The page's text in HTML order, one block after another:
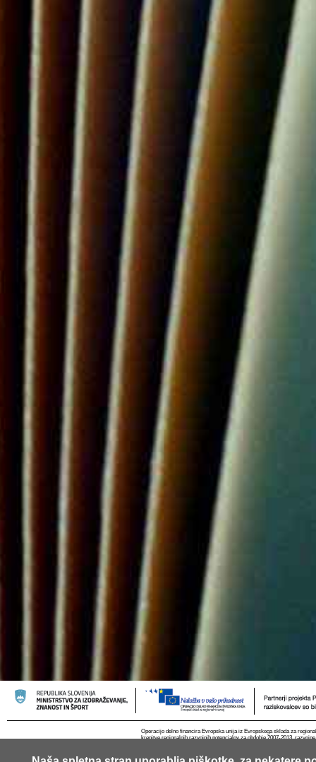
Operacijo delno financira Evropska unija iz Evropskega sklada za
krepitve regionalnih razvojnih potencialov za obdobje 2007-2013,